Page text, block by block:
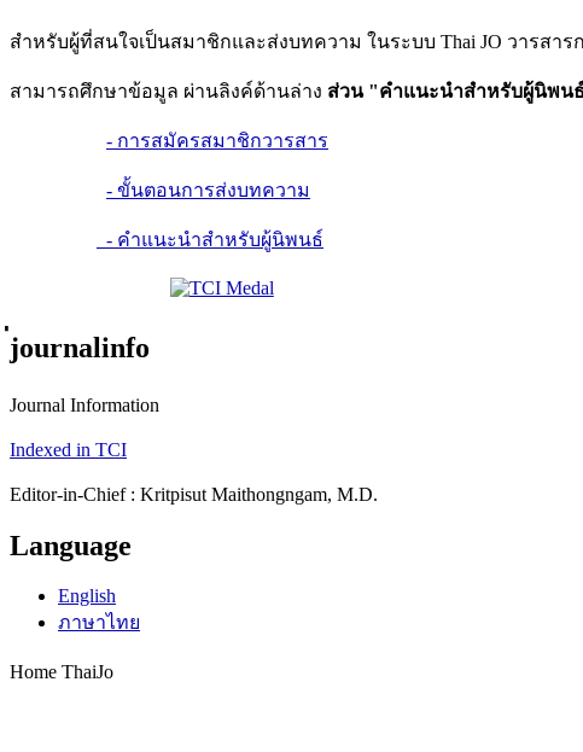
สำหรับผู้ที่สนใจเป็นสมาชิกและส่งบทความ ในระบบ Thai JO วารสา
สามารถศึกษาข้อมูล ผ่านลิงค์ด้านล่าง ส่วน "คำแนะนำสำหรับผู้นิพน
- การสมัครสมาชิกวารสาร
- ขั้นตอนการส่งบทความ
- คำแนะนำสำหรับผู้นิพนธ์
่journalinfo
Journal Information
Indexed in TCI
Editor-in-Chief : Kritpisut Maithongngam, M.D.
Language
English
ภาษาไทย
Home ThaiJo